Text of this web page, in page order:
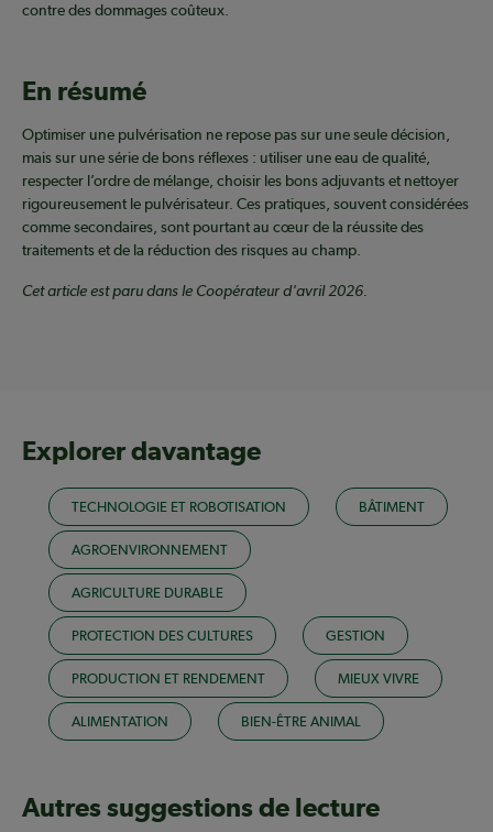
contre des dommages coûteux.
En résumé
Optimiser une pulvérisation ne repose pas sur une seule décision,
mais sur une série de bons réflexes : utiliser une eau de qualité,
respecter l’ordre de mélange, choisir les bons adjuvants et nettoyer
rigoureusement le pulvérisateur. Ces pratiques, souvent considérées
comme secondaires, sont pourtant au cœur de la réussite des
traitements et de la réduction des risques au champ.
Cet article est paru dans le Coopérateur d'avril 2026.
Explorer davantage
TECHNOLOGIE ET ROBOTISATION BÂTIMENT
AGROENVIRONNEMENT
AGRICULTURE DURABLE
PROTECTION DES CULTURES GESTION
PRODUCTION ET RENDEMENT MIEUX VIVRE
ALIMENTATION BIEN-ÊTRE ANIMAL
Autres suggestions de lecture